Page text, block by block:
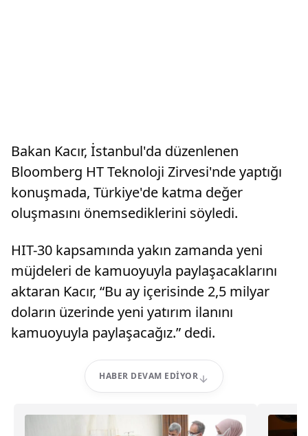
Bakan Kacır, İstanbul'da düzenlenen
Bloomberg HT Teknoloji Zirvesi'nde yaptığı
konuşmada, Türkiye'de katma değer
oluşmasını önemsediklerini söyledi.
HIT-30 kapsamında yakın zamanda yeni
müjdeleri de kamuoyuyla paylaşacaklarını
aktaran Kacır, “Bu ay içerisinde 2,5 milyar
doların üzerinde yeni yatırım ilanını
kamuoyuyla paylaşacağız.” dedi.
HABER DEVAM EDIYOR